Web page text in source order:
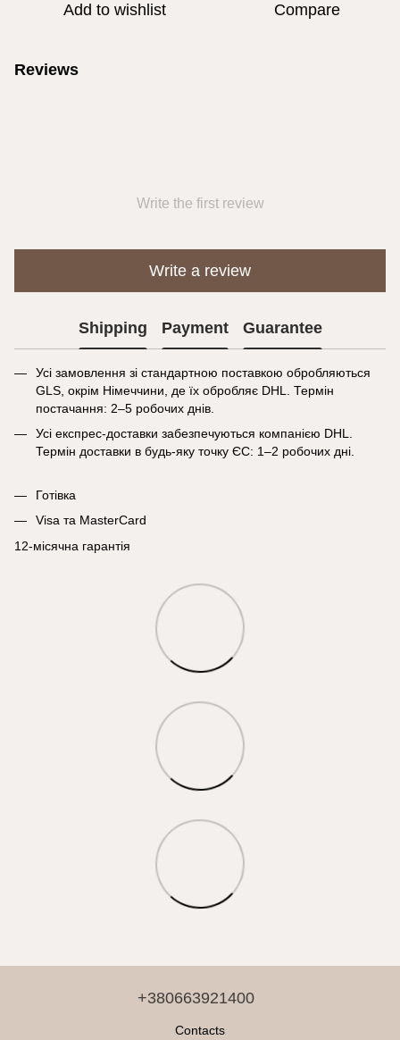
Add to wishlist Compare
Reviews
Write the first review
Write a review
Shipping Payment Guarantee
Усі замовлення зі стандартною поставкою обробляються
GLS, окрім Німеччини, де їх обробляє DHL. Термін
постачання: 2–5 робочих днів.
Усі експрес-доставки забезпечуються компанією DHL.
Термін доставки в будь-яку точку ЄС: 1–2 робочих дні.
Готівка
Visa та MasterCard
12-місячна гарантія
+380663921400
Contacts